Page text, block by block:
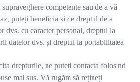
competente sau de a vă
puteți beneficia și de dreptul de a
dvs. cu caracter personal, dreptul la
datelor dvs. și dreptul la portabilitatea
drepturile, ne puteți contacta folosind
mai sus. Vă rugăm să rețineți